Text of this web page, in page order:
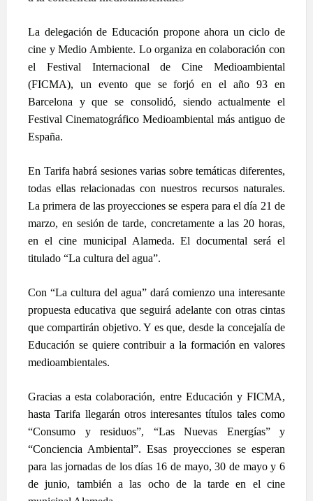
La delegación de Educación propone ahora un ciclo de
cine y Medio Ambiente. Lo organiza en colaboración con
el Festival Internacional de Cine Medioambiental
(FICMA), un evento que se forjó en el año 93 en
Barcelona y que se consolidó, siendo actualmente el
Festival Cinematográfico Medioambiental más antiguo de
España.
En Tarifa habrá sesiones varias sobre temáticas diferentes,
todas ellas relacionadas con nuestros recursos naturales.
La primera de las proyecciones se espera para el día 21 de
marzo, en sesión de tarde, concretamente a las 20 horas,
en el cine municipal Alameda. El documental será el
titulado “La cultura del agua”.
Con “La cultura del agua” dará comienzo una interesante
propuesta educativa que seguirá adelante con otras cintas
que compartirán objetivo. Y es que, desde la concejalía de
Educación se quiere contribuir a la formación en valores
medioambientales.
Gracias a esta colaboración, entre Educación y FICMA,
hasta Tarifa llegarán otros interesantes títulos tales como
“Consumo y residuos”, “Las Nuevas Energías” y
“Conciencia Ambiental”. Esas proyecciones se esperan
para las jornadas de los días 16 de mayo, 30 de mayo y 6
de junio, también a las ocho de la tarde en el cine